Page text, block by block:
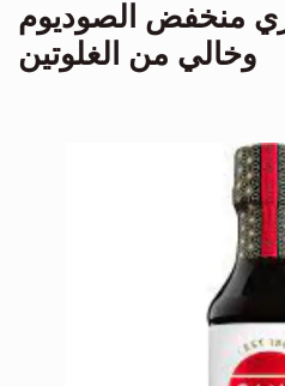
منخفض الصوديوم
وخالي من الغلوتين